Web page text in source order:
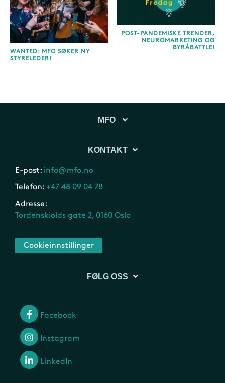
WANTED: MFO SØKER NY
STYRELEDER!
POST-PANDEMISKE TRENDER,
NEUROMARKETING OG
BYRÅBATTLE!
MFO
KONTAKT
E-post: info@mfo.no
Telefon: +47 48 09 04 78
Adresse:
Tordenskiolds gate 2, 0160 Oslo
Cookieinnstillinger
FØLG OSS
Facebook
Instagram
LinkedIn